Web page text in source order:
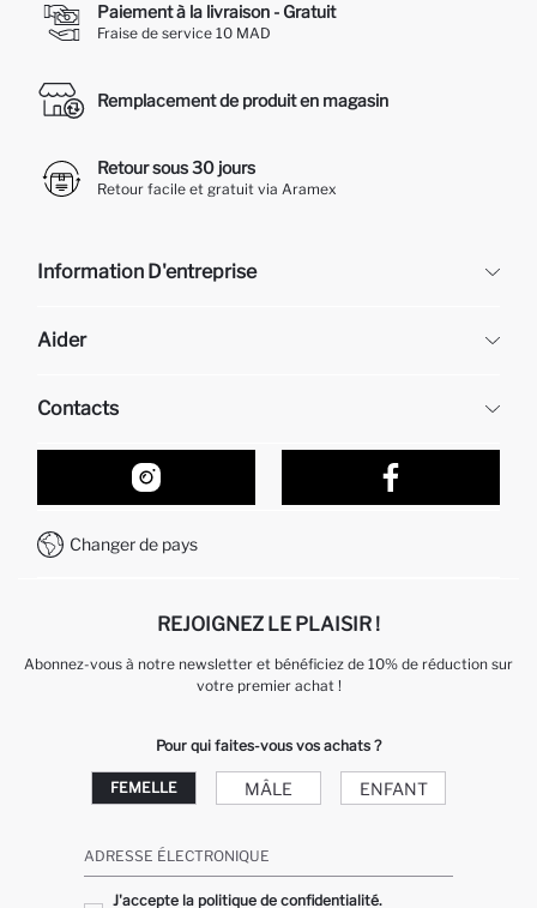
Paiement à la livraison - Gratuit
Fraise de service 10 MAD
Remplacement de produit en magasin
Retour sous 30 jours
Retour facile et gratuit via Aramex
Information D'entreprise
À propos de nous
Aider
Retour et changement
Suivi de la Commande
Comment acheter sur DeFacto ?
Comment payer sur DeFacto?
Contacts
Nos Magasins
Formulaire de contact
Service Client +212 525 076 633
Changer de pays
REJOIGNEZ LE PLAISIR !
Abonnez-vous à notre newsletter et bénéficiez de 10% de réduction sur
votre premier achat !
Pour qui faites-vous vos achats ?
FEMELLE MÂLE ENFANT
ADRESSE ÉLECTRONIQUE
J'accepte la politique de confidentialité.